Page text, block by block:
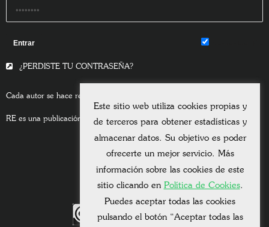
¿PERDISTE TU CONTRASEÑA?
Cada autor se hace responsable del contenido de sus escritos.
RE es una publicación asociada a la Universitas Albertiana.
Este sitio web utiliza cookies propias y
de terceros para obtener estadísticas y
almacenar datos. Su objetivo es poder
ofrecerte un mejor servicio. Más
información sobre las cookies de este
sitio clicando en Política de Cookies.
Puedes aceptar todas las cookies
pulsando el botón “Aceptar todas las